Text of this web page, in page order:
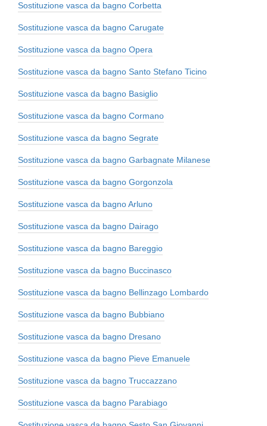
Sostituzione vasca da bagno Corbetta
Sostituzione vasca da bagno Carugate
Sostituzione vasca da bagno Opera
Sostituzione vasca da bagno Santo Stefano Ticino
Sostituzione vasca da bagno Basiglio
Sostituzione vasca da bagno Cormano
Sostituzione vasca da bagno Segrate
Sostituzione vasca da bagno Garbagnate Milanese
Sostituzione vasca da bagno Gorgonzola
Sostituzione vasca da bagno Arluno
Sostituzione vasca da bagno Dairago
Sostituzione vasca da bagno Bareggio
Sostituzione vasca da bagno Buccinasco
Sostituzione vasca da bagno Bellinzago Lombardo
Sostituzione vasca da bagno Bubbiano
Sostituzione vasca da bagno Dresano
Sostituzione vasca da bagno Pieve Emanuele
Sostituzione vasca da bagno Truccazzano
Sostituzione vasca da bagno Parabiago